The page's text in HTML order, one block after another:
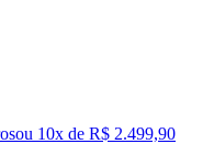
ou 10x de R$ 2.499,90